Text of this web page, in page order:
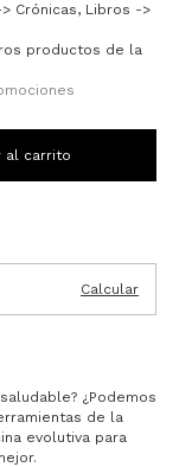
Crónicas, Libros ->
productos de la
Calcular
¿Podemos
de la
evolutiva para